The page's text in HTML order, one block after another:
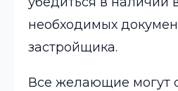
необходимых
застройщика.
Все желающие могут